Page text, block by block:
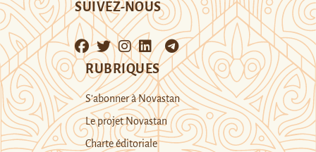
SUIVEZ-NOUS
RUBRIQUES
S’abonner à Novastan
Le projet Novastan
Charte éditoriale